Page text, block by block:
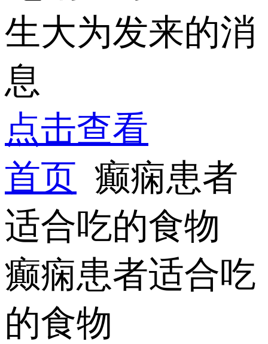
生大为发来的消
息
点击查看
首页 癫痫患者
适合吃的食物
癫痫患者适合吃
的食物